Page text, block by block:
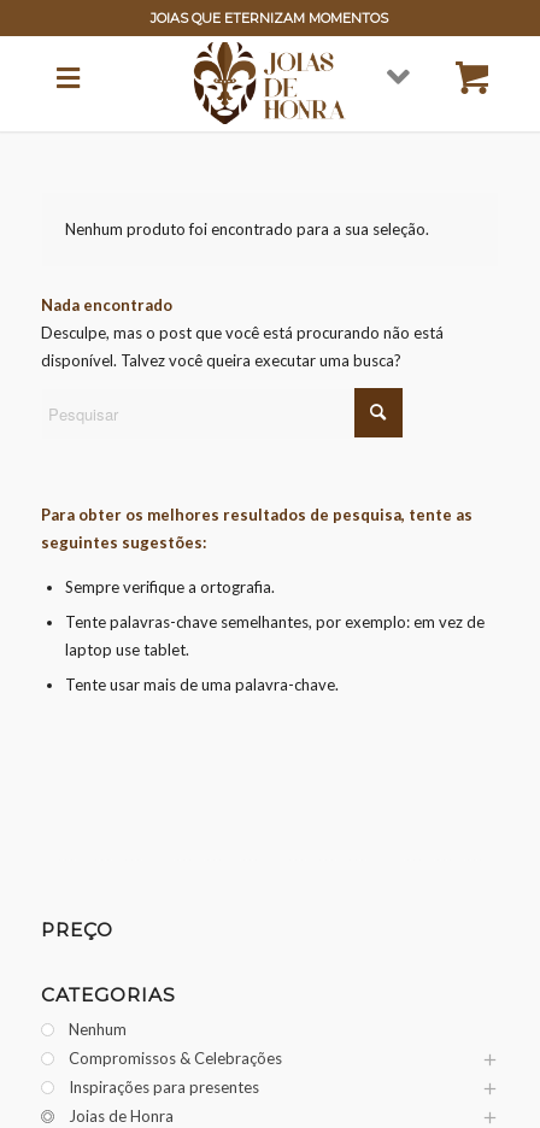
JOIAS QUE ETERNIZAM MOMENTOS
Nenhum produto foi encontrado para a sua seleção.
Nada encontrado
Desculpe, mas o post que você está procurando não está
disponível. Talvez você queira executar uma busca?
Para obter os melhores resultados de pesquisa, tente as
seguintes sugestões:
Sempre verifique a ortografia.
Tente palavras-chave semelhantes, por exemplo: em vez de
laptop use tablet.
Tente usar mais de uma palavra-chave.
PREÇO
CATEGORIAS
Nenhum
Compromissos & Celebrações
Inspirações para presentes
Joias de Honra